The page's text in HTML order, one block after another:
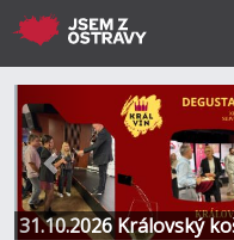
31.10.2026 Královský
Předchozí